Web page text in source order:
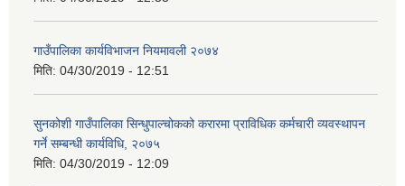
गाउँपालिका कार्यविभाजन नियमावली २०७४
मिति: 04/30/2019 - 12:51
सुनकोशी गाउँपालिका सिन्धुपाल्चोकको करारमा प्राविधिक कर्मचारी व्यवस्थापन
गर्ने सम्बन्धी कार्यविधि, २०७५
मिति: 04/30/2019 - 12:09